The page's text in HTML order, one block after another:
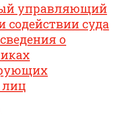
управляющий
содействии суда
о